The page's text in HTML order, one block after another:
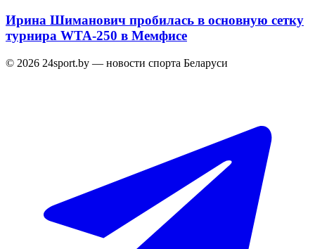
Ирина Шиманович пробилась в основную сетку
турнира WTA-250 в Мемфисе
© 2026 24sport.by — новости спорта Беларуси